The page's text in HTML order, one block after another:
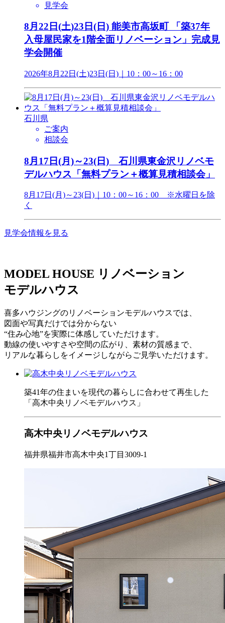
見学会
8月22日(土)23日(日) 能美市高坂町 「築37年
入母屋民家を1階全面リノベーション」完成見
学会開催
2026年8月22日(土)23日(日)｜10：00～16：00
石川県
ご案内
相談会
8月17日(月)～23(日) 石川県東金沢リノベモ
デルハウス「無料プラン＋概算見積相談会」
8月17日(月)～23(日)｜10：00～16：00 ※水曜日を除
く
見学会情報を見る
MODEL HOUSE リノベーション
モデルハウス
喜多ハウジングのリノベーションモデルハウスでは、
図面や写真だけでは分からない
“住み心地”を実際に体感していただけます。
動線の使いやすさや空間の広がり、素材の質感まで、
リアルな暮らしをイメージしながらご見学いただけます。
築41年の住まいを現代の暮らしに合わせて再生した
「高木中央リノベモデルハウス」
高木中央リノベモデルハウス
福井県福井市高木中央1丁目3009-1